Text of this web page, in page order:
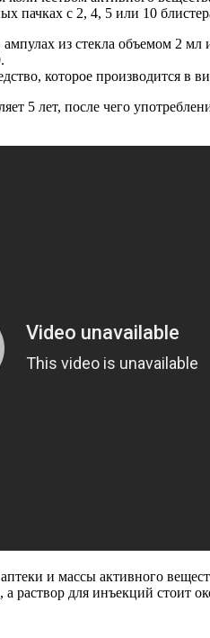
пачках с 2, 4, 5 или 10
из стекла объемом 2
которое производится в
5 лет, после чего
и массы активного
раствор для инъекций стоит